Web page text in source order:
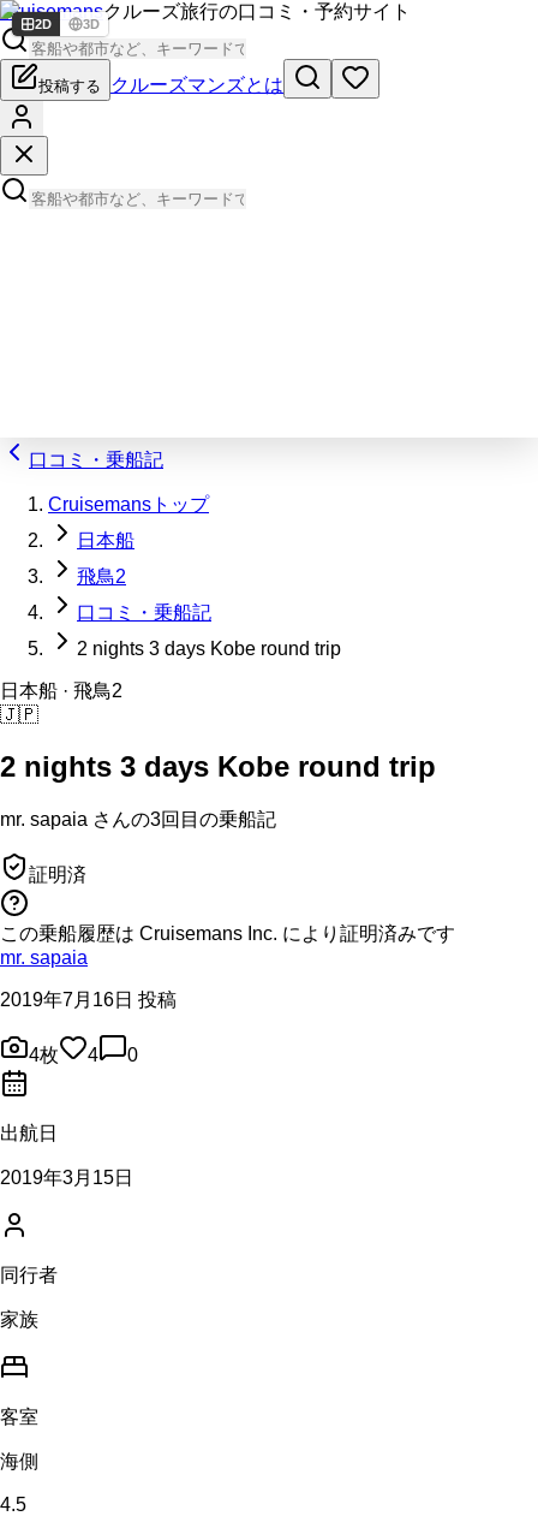
Cruisemansクルーズ旅行の口コミ・予約サイト
投稿する クルーズマンズとは
口コミ・乗船記
Cruisemansトップ
日本船
飛鳥2
口コミ・乗船記
2 nights 3 days Kobe round trip
日本船 · 飛鳥2
🇯🇵
2 nights 3 days Kobe round trip
mr. sapaia さんの3回目の乗船記
証明済
この乗船履歴は Cruisemans Inc. により証明済みです
mr. sapaia
2019年7月16日 投稿
4枚 4 0
出航日
2019年3月15日
同行者
家族
客室
海側
4.5
2D 3D